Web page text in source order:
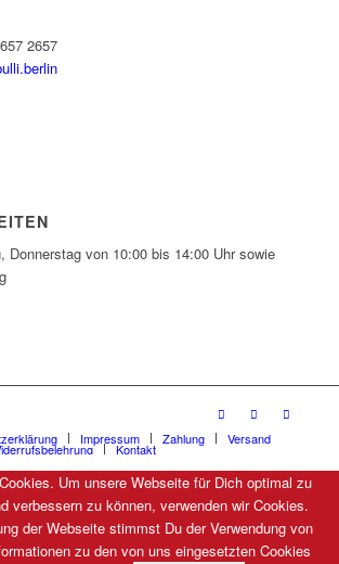
2657
Donnerstag von 10:00 bis 14:00 Uhr sowie
Impressum Zahlung Versand
Kontakt
Um unsere Webseite für Dich optimal zu
verbessern zu können, verwenden wir Cookies.
der Webseite stimmst Du der Verwendung von
zu den von uns eingesetzten Cookies